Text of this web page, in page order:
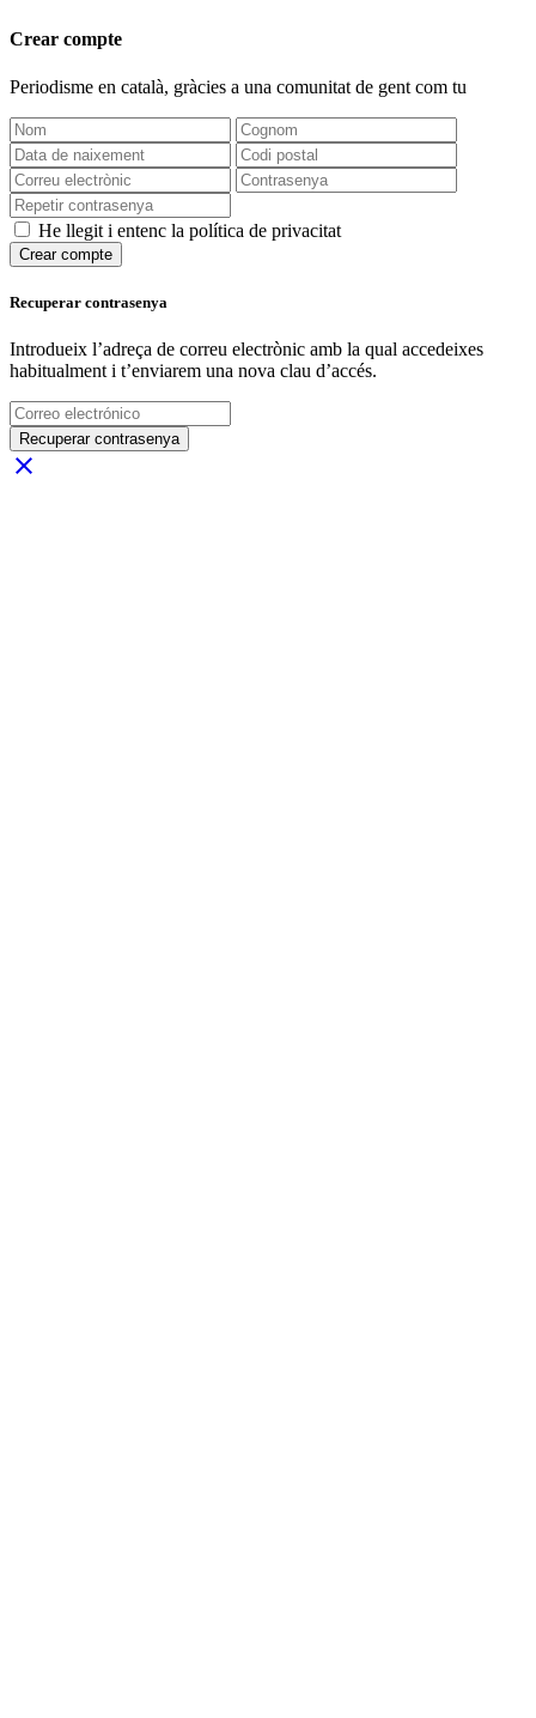
Crear compte
Periodisme en català, gràcies a una comunitat de gent com tu
He llegit i entenc la política de privacitat
Crear compte
Recuperar contrasenya
Introdueix l’adreça de correu electrònic amb la qual accedeixes
habitualment i t’enviarem una nova clau d’accés.
Recuperar contrasenya
close